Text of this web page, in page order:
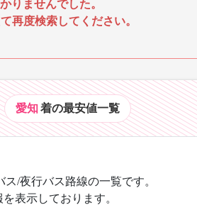
りませんでした。
再度検索してください。
愛知着の最安値一覧
/夜行バス路線の一覧です。
表示しております。